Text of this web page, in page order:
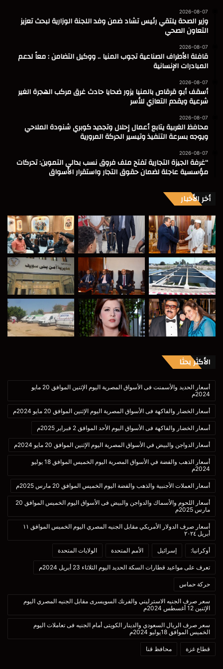
2026-08-07
وزير الصحة يلتقي رئيس تشاد ضمن وفد اللجنة الوزارية لبحث تعزيز
التعاون الصحي
2026-08-07
قافلة الأطراف الصناعية تجوب المنيا .. ووكيل التضامن : معاً لدعم
المبادرات الإنسانية
2026-08-07
أسقف أبو قرقاص بالمنيا يزور ضحايا حادث غرق مركب الهجرة الغير
شرعية ويقدم التعازي للأسر
2026-08-07
محافظ الغربية يتابع أعمال إحلال وتجديد كوبري شنودة الملاحي
ويوجه بسرعة التنفيذ وتيسير الحركة المرورية
2026-08-07
“غرفة الجيزة التجارية تفتح ملف فروق نسب بدالي التموين: تحركات
مؤسسية عاجلة لضمان حقوق التجار واستقرار الأسواق
أخر الأخبار
الأكثر بحثا
أسعار الحديد والأسمنت فى الأسواق المصرية اليوم الإثنين الموافق 20 مايو
2024م
أسعار الخضار والفاكهة فى الأسواق المصرية اليوم الإثنين الموافق 20 مايو 2024م
أسعار الخضار والفاكهة فى الأسواق اليوم الأحد الموافق 2 فبراير 2025م
أسعار الدواجن والبيض في الأسواق المصرية اليوم الإثنين الموافق 20 مايو 2024م
أسعار الذهب والفضة في الأسواق المصرية اليوم الخميس الموافق 18 يوليو
2024م
أسعار العملات الأجنبية والذهب والفضة اليوم الخميس الموافق 20 مارس 2025م
أسعار اللحوم والأسماك والدواجن والبيض فى الأسواق اليوم الخميس الموافق 20
مارس 2025م
أسعار صرف الدولار الأمريكي مقابل الجنيه المصري اليوم الخميس الموافق ١١
أبريل ٢٠٢٤
أوكرانيا: إسرائيل الأمم المتحدة الولايات المتحدة
تعرف على مواعيد قطارات السكة الحديد اليوم الثلاثاء 23 أبريل 2024م
حركة حماس
سعر صرف الجنيه الاسترليني والفرنك السويسرى مقابل الجنيه المصري اليوم
الإثنين 12 أغسطس 2024م
سعر صرف الريال السعودي والدينار الكويتى أمام الجنيه فى تعاملات اليوم
الخميس الموافق 18يوليو 2024م
قطاع غزة محافظ قنا